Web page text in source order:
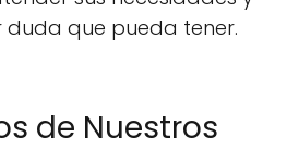
duda que pueda tener.
de Nuestros